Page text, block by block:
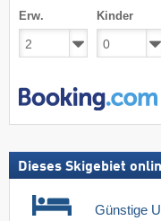
Erw. Kinder
Dieses Skigebiet
Günstige